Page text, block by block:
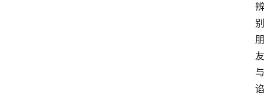
辨
别
朋
友
与
谄